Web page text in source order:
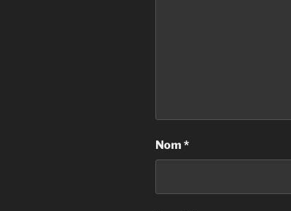
Nom *